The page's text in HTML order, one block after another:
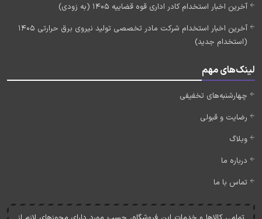
آخرین اخبار استخدام کادر اداری قوه قضاییه 1405 (به زودی)
آخرین اخبار استخدام شرکت مادر تخصصی تولید نیروی برق حرارتی 1405
(استخدام جدید)
لینک‌های مهم
چهارشنبه‌های تخفیفی
رضایت و قبولی
وبلاگ
درباره ما
تماس با ما